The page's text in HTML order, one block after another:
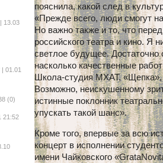
| 13.03
| 01.01
(0)
21:52
пояснила, какой след в
«Прежде всего, люди смогут
Но важно также и то, что
российского театра и кино. Я
светлое будущее. Достаточно
насколько качественные
Школа-студия МХАТ,
Возможно, неискушенному
истинные поклонник
упускать такой шанс».
Кроме того, впервые за всю
концерт в исполнении
имени Чайковского «Grata